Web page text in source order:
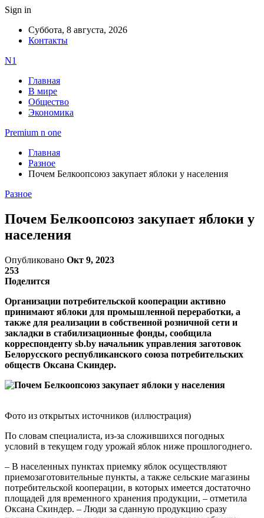
Sign in
Суббота, 8 августа, 2026
Контакты
N1
Главная
В мире
Общество
Экономика
Premium n one
Главная
Разное
Почем Белкоопсоюз закупает яблоки у населения
Разное
Почем Белкоопсоюз закупает яблоки у
населения
Опубликовано Окт 9, 2023
253
Поделится
Организации потребительской кооперации активно
принимают яблоки для промышленной переработки, а
также для реализации в собственной розничной сети и
закладки в стабилизационные фонды, сообщила
корреспонденту sb.by начальник управления заготовок
Белорусского республиканского союза потребительских
обществ Оксана Скиндер.
Фото из открытых источников (иллюстрация)
По словам специалиста, из-за сложившихся погодных
условий в текущем году урожай яблок ниже прошлогоднего.
– В населенных пунктах приемку яблок осуществляют
приемозаготовительные пункты, а также сельские магазины
потребительской кооперации, в которых имеется достаточно
площадей для временного хранения продукции, – отметила
Оксана Скиндер. – Люди за сданную продукцию сразу